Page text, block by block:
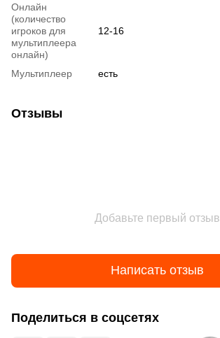
Онлайн
(количество
игроков для
мультиплеера
онлайн)
12-16
Мультиплеер есть
Отзывы
Добавьте первый отзыв
Написать отзыв
Поделиться в соцсетях